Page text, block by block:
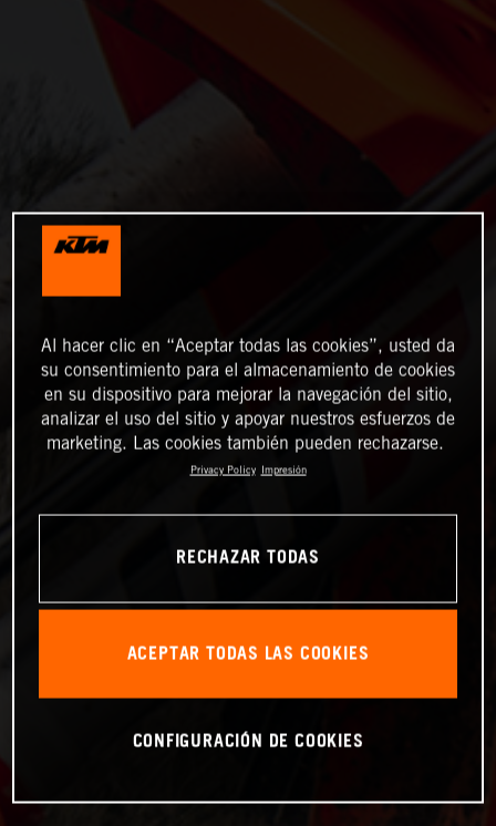
Al hacer clic en “Aceptar todas las cookies”, usted da
su consentimiento para el almacenamiento de cookies
en su dispositivo para mejorar la navegación del sitio,
analizar el uso del sitio y apoyar nuestros esfuerzos de
marketing. Las cookies también pueden rechazarse.
Privacy Policy Impresión
RECHAZAR TODAS
ACEPTAR TODAS LAS COOKIES
CONFIGURACIÓN DE COOKIES